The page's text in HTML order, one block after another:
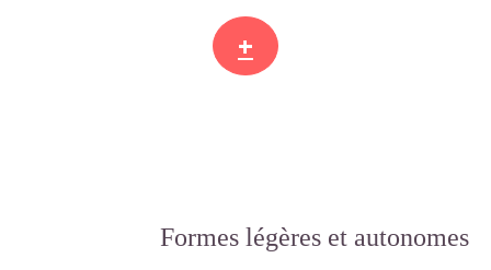
+
Formes légères et autonomes